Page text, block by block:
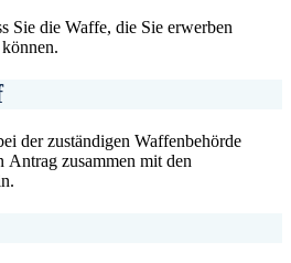
Sie die Waffe, die Sie erwerben
der zuständigen Waffenbehörde
Antrag zusammen mit den